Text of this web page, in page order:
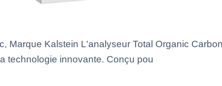
Marque Kalstein L'analyseur Total Organic
technologie innovante. Conçu pou